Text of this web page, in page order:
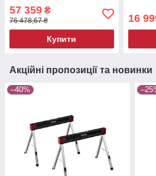
57 359 ₴
76 478,67 ₴
Купити
16
Акційні пропозиції та новинки
–40%